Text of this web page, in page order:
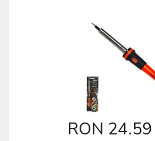
RON 24.59